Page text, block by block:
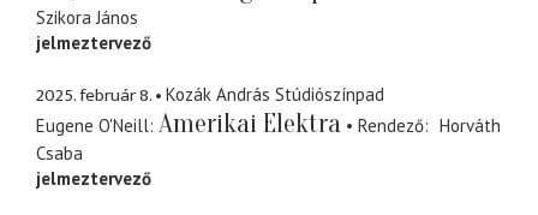
Szikora János
jelmeztervező
2025. február 8.
Kozák András Stúdiószínpad
Eugene O'Neill Amerikai Elektra Rendező
Horváth
Csaba
jelmeztervező